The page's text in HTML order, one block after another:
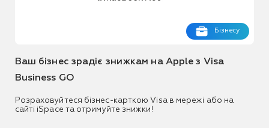
Бізнесу
Ваш бізнес зрадіє знижкам на Apple з Visa
Business GO
Розраховуйтеся бізнес-карткою Visa в мережі або на
сайті iSpace та отримуйте знижки!